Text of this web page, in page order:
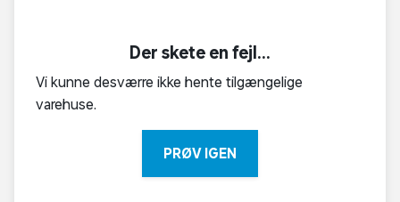
Der skete en fejl...
Vi kunne desværre ikke hente tilgængelige
varehuse.
PRØV IGEN